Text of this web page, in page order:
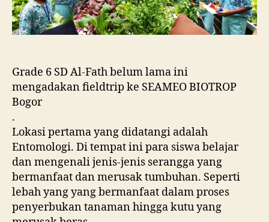
Grade 6 SD Al-Fath belum lama ini
mengadakan fieldtrip ke SEAMEO BIOTROP
Bogor
.
Lokasi pertama yang didatangi adalah
Entomologi. Di tempat ini para siswa belajar
dan mengenali jenis-jenis serangga yang
bermanfaat dan merusak tumbuhan. Seperti
lebah yang yang bermanfaat dalam proses
penyerbukan tanaman hingga kutu yang